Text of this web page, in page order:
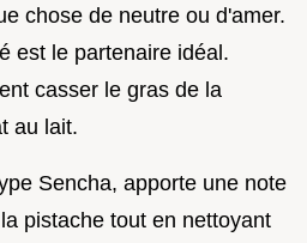
chose de neutre ou d'amer.
est le partenaire idéal.
casser le gras de la
au lait.
Sencha, apporte une note
pistache tout en nettoyant